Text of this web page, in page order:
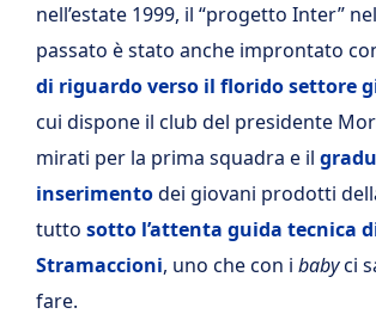
nell’estate 1999, il “progetto Inter”
passato è stato anche improntato
di riguardo verso il florido settore
cui dispone il club del presidente
mirati per la prima squadra e il
inserimentodei giovani prodotti
tutto sotto l’attenta guida tecnica
Stramaccioni, uno che con i babyci
fare.